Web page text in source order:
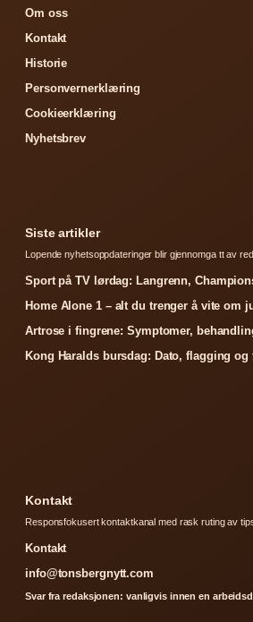
Om oss
Kontakt
Historie
Personvernerklæring
Cookieerklæring
Nyhetsbrev
Siste artikler
Lopende nyhetsoppdateringer blir gjennomga tt av
Sport på TV lørdag: Langrenn,
Home Alone 1 – alt du trenger å vite om
Artrose i fingrene: Symptomer,
Kong Haralds bursdag: Dato, flagging og
Kontakt
Responsfokusert kontaktkanal med rask ruting av
Kontakt
info@tonsbergnytt.com
Svar fra redaksjonen: vanligvis innen en